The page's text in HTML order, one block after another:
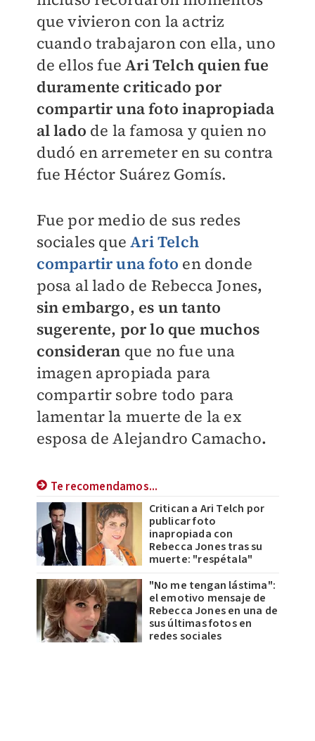
que vivieron con la actriz
cuando trabajaron con ella, uno
de ellos fue Ari Telch quien fue
duramente criticado por
compartir una foto inapropiada
al lado de la famosa y quien no
dudó en arremeter en su contra
fue Héctor Suárez Gomís.
Fue por medio de sus redes
sociales queAri Telch
compartir una foto en donde
posa al lado de Rebecca Jones,
sin embargo, es un tanto
sugerente, por lo que muchos
consideran que no fue una
imagen apropiada para
compartir sobre todo para
lamentar la muerte de la ex
esposa de Alejandro Camacho.
Te recomendamos...
Critican a Ari Telch por
publicar foto
inapropiada con
Rebecca Jones tras su
muerte: "respétala"
"No me tengan lástima":
el emotivo mensaje de
Rebecca Jones en una de
sus últimas fotos en
redes sociales